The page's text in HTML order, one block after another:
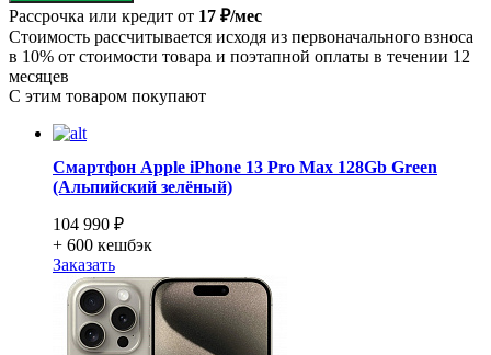
Рассрочка или кредит от 17 ₽/мес
Стоимость рассчитывается исходя из первоначального взноса
в 10% от стоимости товара и поэтапной оплаты в течении 12
месяцев
С этим товаром покупают
Смартфон Apple iPhone 13 Pro Max 128Gb Green
(Альпийский зелёный)
104 990 ₽
+ 600 кешбэк
Заказать